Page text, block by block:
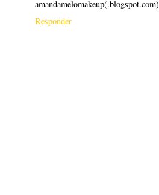
amandamelomakeup(.blogspot.com)
Responder